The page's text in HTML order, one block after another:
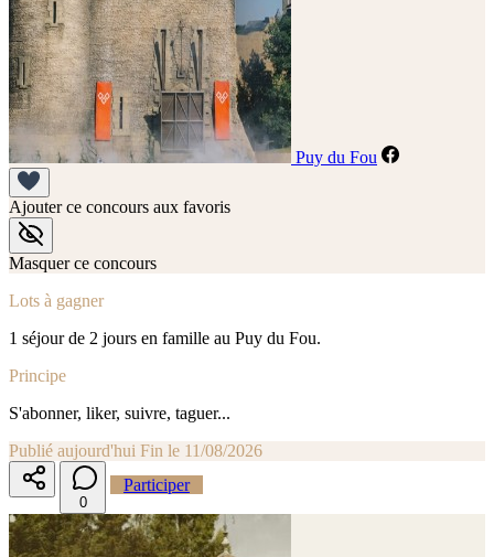
Puy du Fou
Ajouter ce concours aux favoris
Masquer ce concours
Lots à gagner
1 séjour de 2 jours en famille au Puy du Fou.
Principe
S'abonner, liker, suivre, taguer...
Publié aujourd'hui Fin le 11/08/2026
0
Participer